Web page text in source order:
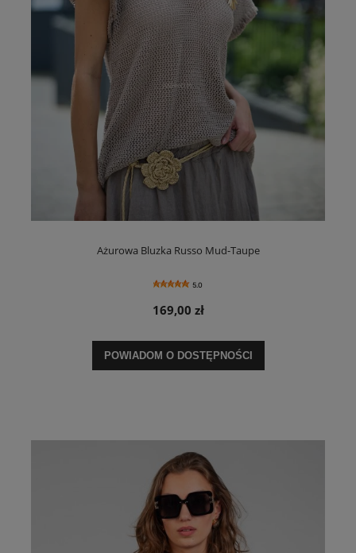
Ażurowa Bluzka Russo Mud-Taupe
5.0
169,00 zł
POWIADOM O DOSTĘPNOŚCI